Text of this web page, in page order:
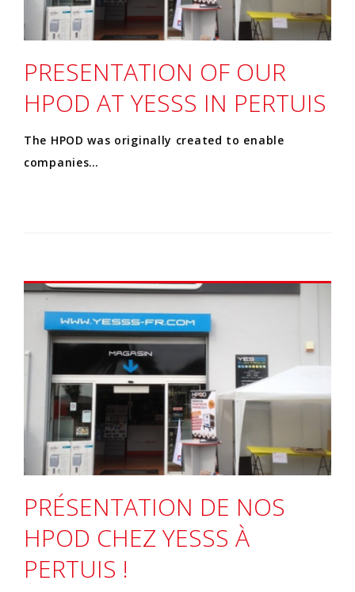
PRESENTATION OF OUR
HPOD AT YESSS IN PERTUIS
The HPOD was originally created to enable
companies…
PRÉSENTATION DE NOS
HPOD CHEZ YESSS À
PERTUIS !